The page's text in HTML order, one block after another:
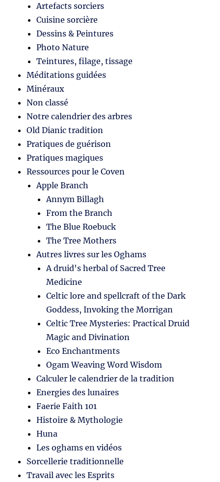
Artefacts sorciers
Cuisine sorcière
Dessins & Peintures
Photo Nature
Teintures, filage, tissage
Méditations guidées
Minéraux
Non classé
Notre calendrier des arbres
Old Dianic tradition
Pratiques de guérison
Pratiques magiques
Ressources pour le Coven
Apple Branch
Annym Billagh
From the Branch
The Blue Roebuck
The Tree Mothers
Autres livres sur les Oghams
A druid's herbal of Sacred Tree
Medicine
Celtic lore and spellcraft of the Dark
Goddess, Invoking the Morrigan
Celtic Tree Mysteries: Practical Druid
Magic and Divination
Eco Enchantments
Ogam Weaving Word Wisdom
Calculer le calendrier de la tradition
Energies des lunaires
Faerie Faith 101
Histoire & Mythologie
Huna
Les oghams en vidéos
Sorcellerie traditionnelle
Travail avec les Esprits